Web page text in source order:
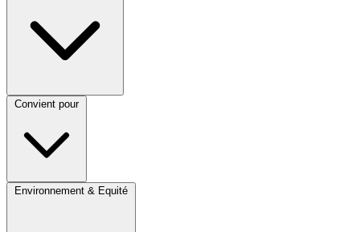
Convient pour
Environnement & Equité